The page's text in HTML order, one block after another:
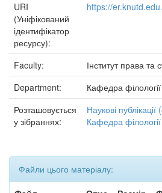
URI
(Уніфікований
ідентифікатор
ресурсу):
https://
Faculty:
Інститут права та
Department:
Кафедра
Розташовується
у зібраннях:
Наукові публікації
Кафедра
Файли цього матеріалу: